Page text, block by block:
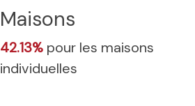
Maisons
42.13% pour les maisons
individuelles